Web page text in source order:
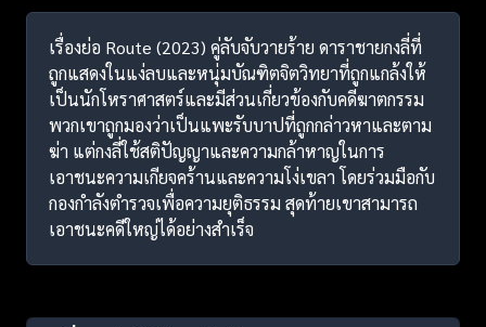
เรื่องย่อ Route (2023) คู่ลับจับวายร้าย ดาราชายกงลี่ที่
ถูกแสดงในแง่ลบและหนุ่มบัณฑิตจิตวิทยาที่ถูกแกล้งให้
เป็นนักโหราศาสตร์และมีส่วนเกี่ยวข้องกับคดีฆาตกรรม
พวกเขาถูกมองว่าเป็นแพะรับบาปที่ถูกกล่าวหาและตาม
ฆ่า แต่กงลี่ใช้สติปัญญาและความกล้าหาญในการ
เอาชนะความเกียจคร้านและความโง่เขลา โดยร่วมมือกับ
กองกำลังตำรวจเพื่อความยุติธรรม สุดท้ายเขาสามารถ
เอาชนะคดีใหญ่ได้อย่างสำเร็จ